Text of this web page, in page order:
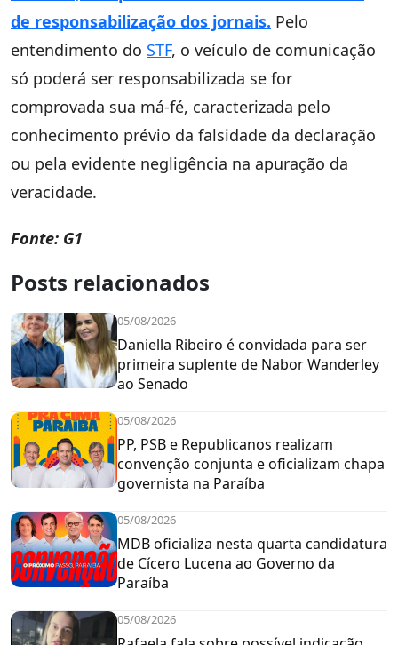
de responsabilização dos jornais. Pelo
entendimento do STF, o veículo de comunicação
só poderá ser responsabilizada se for
comprovada sua má-fé, caracterizada pelo
conhecimento prévio da falsidade da declaração
ou pela evidente negligência na apuração da
veracidade.
Fonte: G1
Posts relacionados
05/08/2026
Daniella Ribeiro é convidada para ser
primeira suplente de Nabor Wanderley
ao Senado
05/08/2026
PP, PSB e Republicanos realizam
convenção conjunta e oficializam chapa
governista na Paraíba
05/08/2026
MDB oficializa nesta quarta candidatura
de Cícero Lucena ao Governo da
Paraíba
05/08/2026